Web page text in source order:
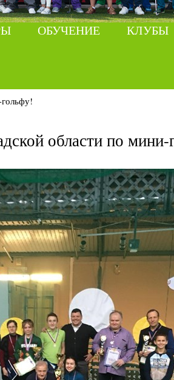
ОБУЧЕНИЕ КЛУБЫ
области по мини-